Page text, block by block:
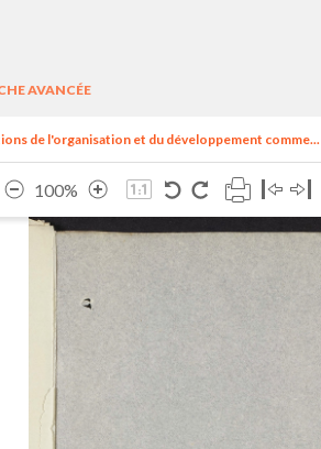
AVANCÉE
de l'organisation et du développement comme...
100%